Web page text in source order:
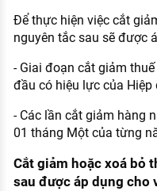
Để thực hiện việc cắt
nguyên tắc sau sẽ được
- Giai đoạn cắt giảm
đầu có hiệu lực của Hiệp
- Các lần cắt giảm hàng
01 tháng Một của từng
Cắt giảm hoặc xoá bỏ
sau được áp dụng cho